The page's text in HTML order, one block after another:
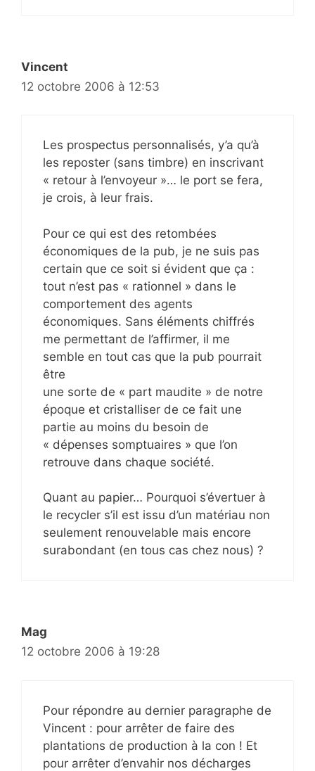
Vincent
12 octobre 2006 à 12:53
Les prospectus personnalisés, y’a qu’à
les reposter (sans timbre) en inscrivant
« retour à l’envoyeur »… le port se fera,
je crois, à leur frais.
Pour ce qui est des retombées
économiques de la pub, je ne suis pas
certain que ce soit si évident que ça :
tout n’est pas « rationnel » dans le
comportement des agents
économiques. Sans éléments chiffrés
me permettant de l’affirmer, il me
semble en tout cas que la pub pourrait
être
une sorte de « part maudite » de notre
époque et cristalliser de ce fait une
partie au moins du besoin de
« dépenses somptuaires » que l’on
retrouve dans chaque société.
Quant au papier… Pourquoi s’évertuer à
le recycler s’il est issu d’un matériau non
seulement renouvelable mais encore
surabondant (en tous cas chez nous) ?
Mag
12 octobre 2006 à 19:28
Pour répondre au dernier paragraphe de
Vincent : pour arrêter de faire des
plantations de production à la con ! Et
pour arrêter d’envahir nos décharges